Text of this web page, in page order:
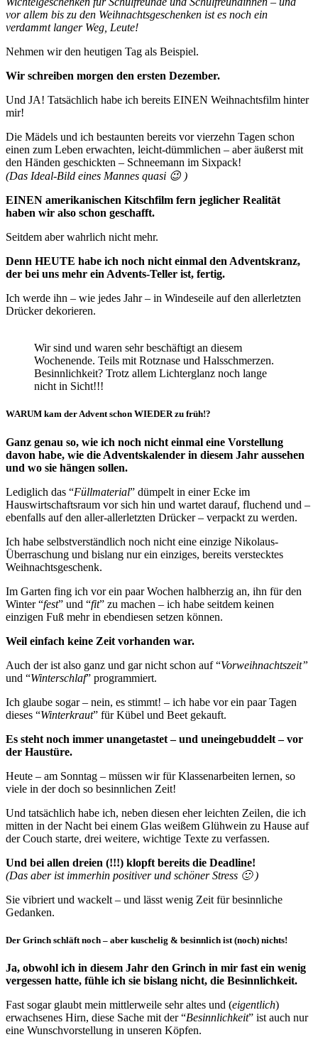
vor allem bis zu den Weihnachtsgeschenken ist es noch ein
verdammt langer Weg, Leute!
Nehmen wir den heutigen Tag als Beispiel.
Wir schreiben morgen den ersten Dezember.
Und JA! Tatsächlich habe ich bereits EINEN Weihnachtsfilm hinter
mir!
Die Mädels und ich bestaunten bereits vor vierzehn Tagen schon
einen zum Leben erwachten, leicht-dümmlichen – aber äußerst mit
den Händen geschickten – Schneemann im Sixpack!
(Das Ideal-Bild eines Mannes quasi 😉 )
EINEN amerikanischen Kitschfilm fern jeglicher Realität
haben wir also schon geschafft.
Seitdem aber wahrlich nicht mehr.
Denn HEUTE habe ich noch nicht einmal den Adventskranz,
der bei uns mehr ein Advents-Teller ist, fertig.
Ich werde ihn – wie jedes Jahr – in Windeseile auf den allerletzten
Drücker dekorieren.
Wir sind und waren sehr beschäftigt an diesem
Wochenende. Teils mit Rotznase und Halsschmerzen.
Besinnlichkeit? Trotz allem Lichterglanz noch lange
nicht in Sicht!!!
WARUM kam der Advent schon WIEDER zu früh!?
Ganz genau so, wie ich noch nicht einmal eine Vorstellung
davon habe, wie die Adventskalender in diesem Jahr aussehen
und wo sie hängen sollen.
Lediglich das “Füllmaterial” dümpelt in einer Ecke im
Hauswirtschaftsraum vor sich hin und wartet darauf, fluchend und –
ebenfalls auf den aller-allerletzten Drücker – verpackt zu werden.
Ich habe selbstverständlich noch nicht eine einzige Nikolaus-
Überraschung und bislang nur ein einziges, bereits verstecktes
Weihnachtsgeschenk.
Im Garten fing ich vor ein paar Wochen halbherzig an, ihn für den
Winter “fest” und “fit” zu machen – ich habe seitdem keinen
einzigen Fuß mehr in ebendiesen setzen können.
Weil einfach keine Zeit vorhanden war.
Auch der ist also ganz und gar nicht schon auf “Vorweihnachtszeit”
und “Winterschlaf” programmiert.
Ich glaube sogar – nein, es stimmt! – ich habe vor ein paar Tagen
dieses “Winterkraut” für Kübel und Beet gekauft.
Es steht noch immer unangetastet – und uneingebuddelt – vor
der Haustüre.
Heute – am Sonntag – müssen wir für Klassenarbeiten lernen, so
viele in der doch so besinnlichen Zeit!
Und tatsächlich habe ich, neben diesen eher leichten Zeilen, die ich
mitten in der Nacht bei einem Glas weißem Glühwein zu Hause auf
der Couch starte, drei weitere, wichtige Texte zu verfassen.
Und bei allen dreien (!!!) klopft bereits die Deadline!
(Das aber ist immerhin positiver und schöner Stress 🙂 )
Sie vibriert und wackelt – und lässt wenig Zeit für besinnliche
Gedanken.
Der Grinch schläft noch – aber kuschelig & besinnlich ist (noch) nichts!
Ja, obwohl ich in diesem Jahr den Grinch in mir fast ein wenig
vergessen hatte, fühle ich sie bislang nicht, die Besinnlichkeit.
Fast sogar glaubt mein mittlerweile sehr altes und (eigentlich)
erwachsenes Hirn, diese Sache mit der “Besinnlichkeit” ist auch nur
eine Wunschvorstellung in unseren Köpfen.